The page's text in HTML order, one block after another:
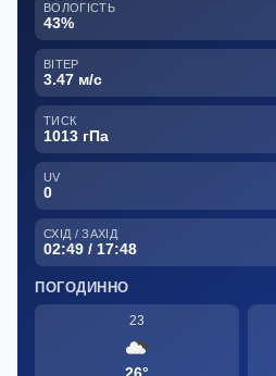
ВОЛОГІСТЬ
43%
ВІТЕР
3.47 м/с
ТИСК
1013 гПа
UV
0
СХІД / ЗАХІД
02:49 / 17:48
ПОГОДИННО
23